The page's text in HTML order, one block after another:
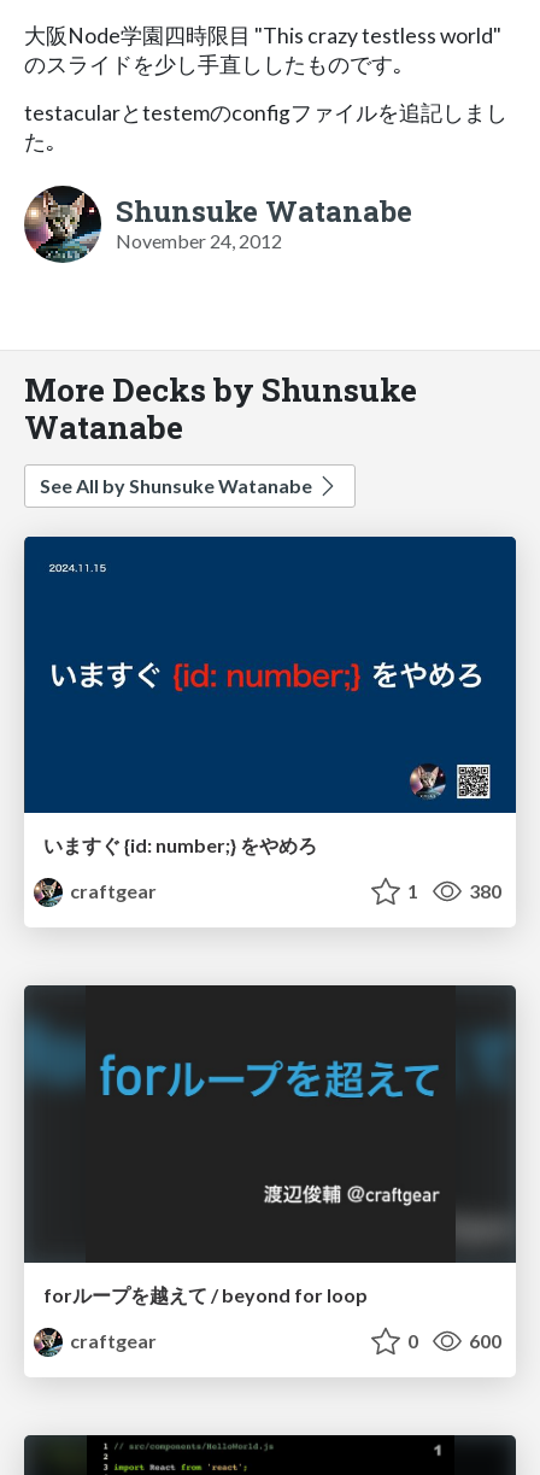
大阪Node学園四時限目 "This crazy testless world"
のスライドを少し手直ししたものです｡
testacularとtestemのconfigファイルを追記しまし
た｡
Shunsuke Watanabe
November 24, 2012
More Decks by Shunsuke
Watanabe
See All by Shunsuke Watanabe
いますぐ {id: number;} をやめろ
craftgear
1 380
forループを越えて / beyond for loop
craftgear
0 600